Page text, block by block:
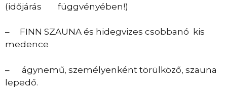
(időjárás függvényében!)
– FINN SZAUNA és hidegvizes csobbanó kis
medence
– ágynemű, személyenként törülköző, szauna
lepedő.